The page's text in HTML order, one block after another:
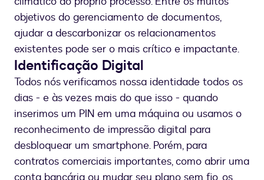
objetivos do gerenciamento de documentos,
ajudar a descarbonizar os relacionamentos
existentes pode ser o mais crítico e impactante.
Identificação Digital
Todos nós verificamos nossa identidade todos os
dias - e às vezes mais do que isso - quando
inserimos um PIN em uma máquina ou usamos o
reconhecimento de impressão digital para
desbloquear um smartphone. Porém, para
contratos comerciais importantes, como abrir uma